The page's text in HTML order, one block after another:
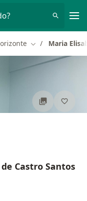
Mudar de cidade
Maria
Castro Santos